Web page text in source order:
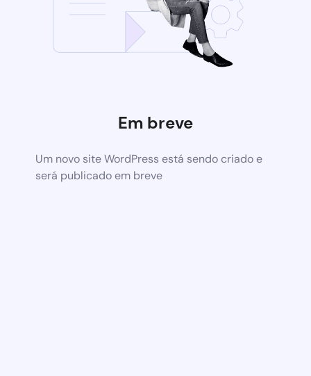
Em breve
Um novo site WordPress está sendo criado e
será publicado em breve